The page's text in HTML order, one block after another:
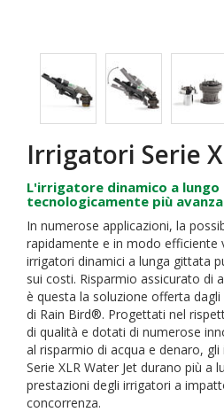
Irrigatori Serie
L'irrigatore dinamico a lungo
tecnologicamente più
In numerose applicazioni, la
rapidamente e in modo efficiente
irrigatori dinamici a lunga gittata
sui costi. Risparmio assicurato
è questa la soluzione offerta dagli
di Rain Bird®. Progettati nel
di qualità e dotati di numerose
al risparmio di acqua e denaro,
Serie XLR Water Jet durano più a
prestazioni degli irrigatori a
concorrenza.